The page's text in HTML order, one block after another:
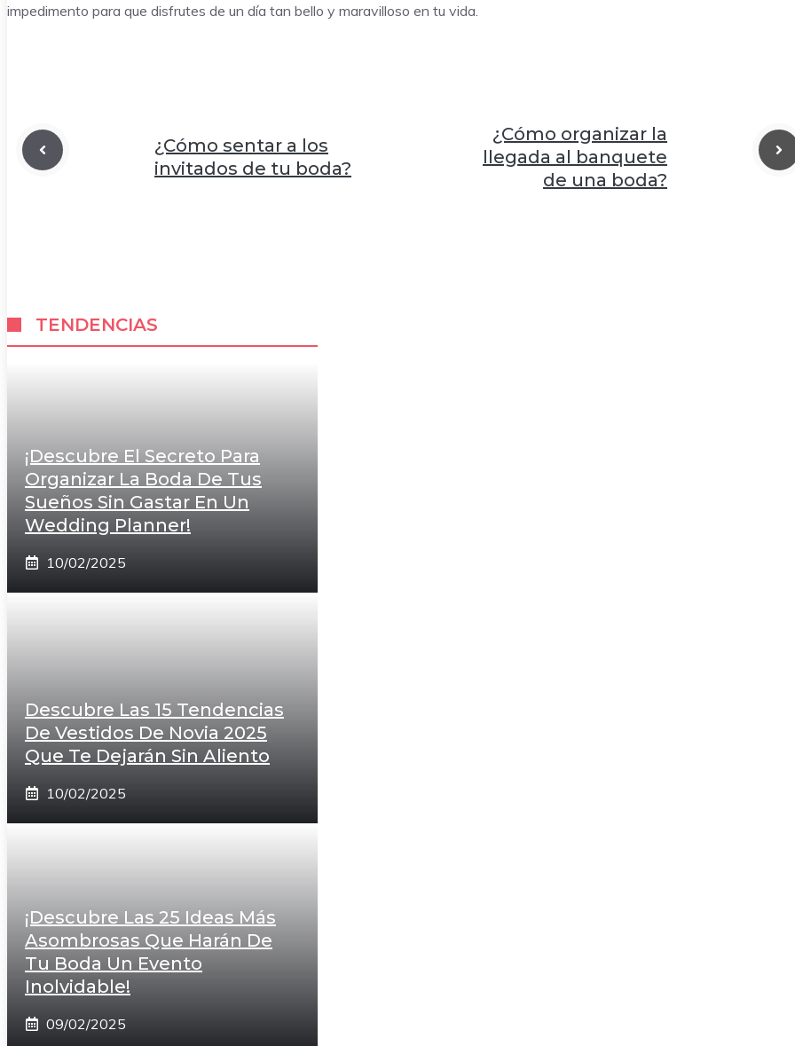
impedimento para que disfrutes de un día tan bello y maravilloso en tu vida.
¿Cómo sentar a los
invitados de tu boda?
¿Cómo organizar la
llegada al banquete
de una boda?
TENDENCIAS
¡Descubre El Secreto Para
Organizar La Boda De Tus
Sueños Sin Gastar En Un
Wedding Planner!
10/02/2025
Descubre Las 15 Tendencias
De Vestidos De Novia 2025
Que Te Dejarán Sin Aliento
10/02/2025
¡Descubre Las 25 Ideas Más
Asombrosas Que Harán De
Tu Boda Un Evento
Inolvidable!
09/02/2025